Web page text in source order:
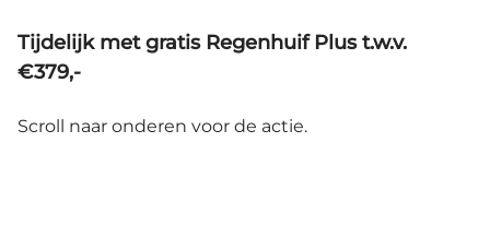
Tijdelijk met gratis Regenhuif Plus t.w.v.
€379,-
Scroll naar onderen voor de actie.